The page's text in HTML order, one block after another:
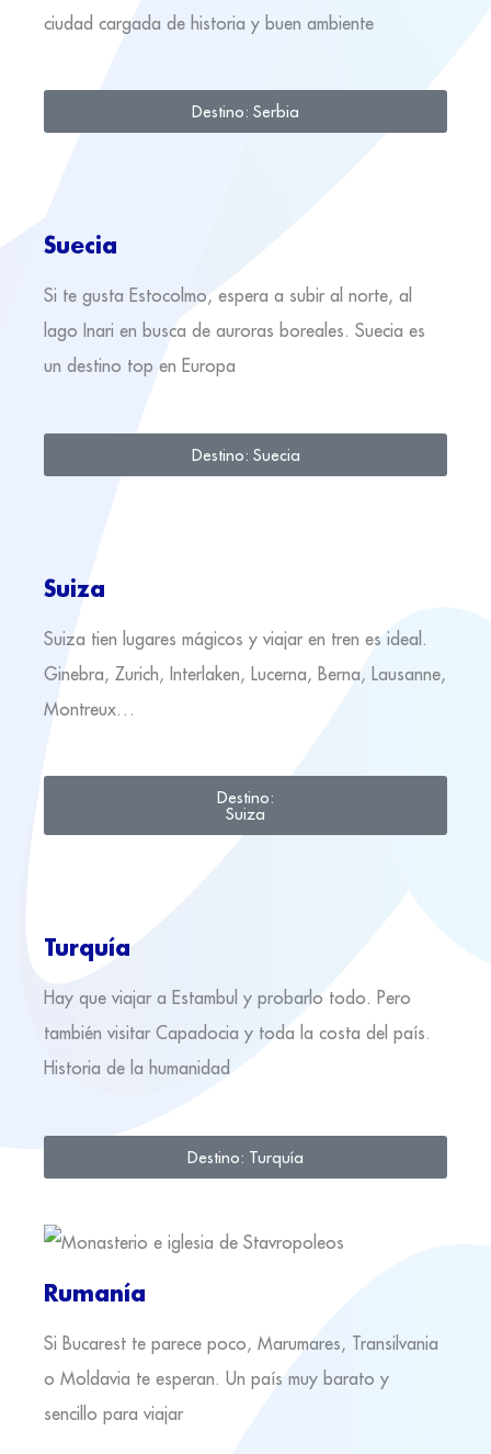
ciudad cargada de historia y buen ambiente
Destino: Serbia
Suecia
Si te gusta Estocolmo, espera a subir al norte, al
lago Inari en busca de auroras boreales. Suecia es
un destino top en Europa
Destino: Suecia
Suiza
Suiza tien lugares mágicos y viajar en tren es ideal.
Ginebra, Zurich, Interlaken, Lucerna, Berna, Lausanne,
Montreux…
Destino:
Suiza
Turquía
Hay que viajar a Estambul y probarlo todo. Pero
también visitar Capadocia y toda la costa del país.
Historia de la humanidad
Destino: Turquía
Rumanía
Si Bucarest te parece poco, Marumares, Transilvania
o Moldavia te esperan. Un país muy barato y
sencillo para viajar